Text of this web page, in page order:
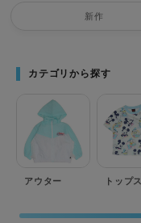
新作
カテゴリから探す
アウター トップス